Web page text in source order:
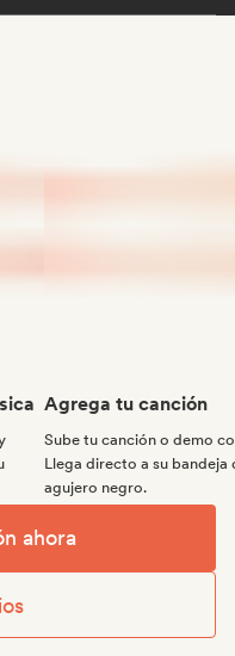
Agrega tu canción
Sube tu canción o demo
Llega directo a su bandeja
agujero negro.
ahora